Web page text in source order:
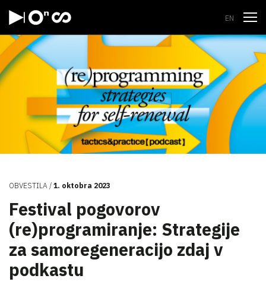
EN
OBVESTILA 1. oktobra 2023
Festival pogovorov
(re)programiranje: Strategije
za samoregeneracijo zdaj v
podkastu